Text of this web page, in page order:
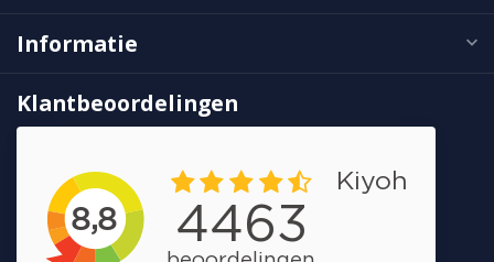
Informatie
Klantbeoordelingen